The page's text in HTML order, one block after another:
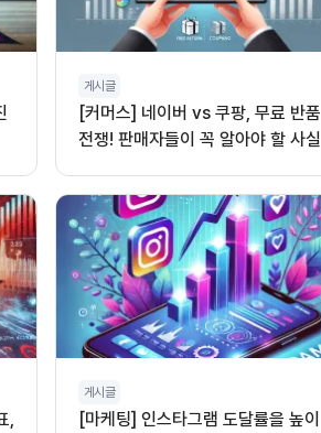
게시글
[커머스] 네이버 vs 쿠팡, 무료 반품
전쟁! 판매자들이 꼭 알아야 할 사실
,
게시글
[마케팅] 인스타그램 도달률을 높이